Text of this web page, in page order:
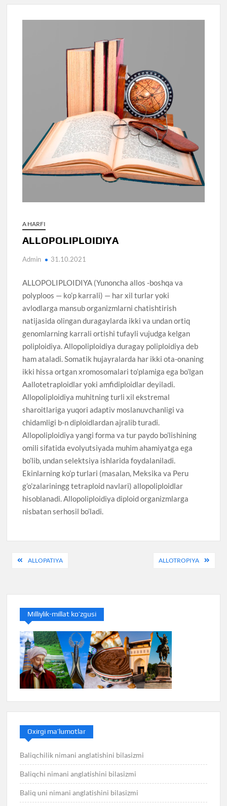
A HARFI
ALLOPOLIPLOIDIYA
Admin 31.10.2021
ALLOPOLIPLOIDIYA (Yunoncha allos -boshqa va
polyploos — ko’p karrali) — har xil turlar yoki
avlodlarga mansub organizmlarni chatishtirish
natijasida olingan duragaylarda ikki va undan ortiq
genomlarning karrali ortishi tufayli vujudga kelgan
poliploidiya. Allopoliploidiya duragay poliploidiya deb
ham ataladi. Somatik hujayralarda har ikki ota-onaning
ikki hissa ortgan xromosomalari to’plamiga ega bo’lgan
Aallotetraploidlar yoki amfidiploidlar deyiladi.
Allopoliploidiya muhitning turli xil ekstremal
sharoitlariga yuqori adaptiv moslanuvchanligi va
chidamligi b-n diploidlardan ajralib turadi.
Allopoliploidiya yangi forma va tur paydo bo’lishining
omili sifatida evolyutsiyada muhim ahamiyatga ega
bo’lib, undan selektsiya ishlarida foydalaniladi.
Ekinlarning ko’p turlari (masalan, Meksika va Peru
g’o’zalariningg tetraploid navlari) allopoliploidlar
hisoblanadi. Allopoliploidiya diploid organizmlarga
nisbatan serhosil bo’ladi.
PostALLOPATIYA ALLOTROPIYA
Milliylik-millat ko’zgusi
Oxirgi ma’lumotlar
Baliqchilik nimani anglatishini bilasizmi
Baliqchi nimani anglatishini bilasizmi
Baliq uni nimani anglatishini bilasizmi